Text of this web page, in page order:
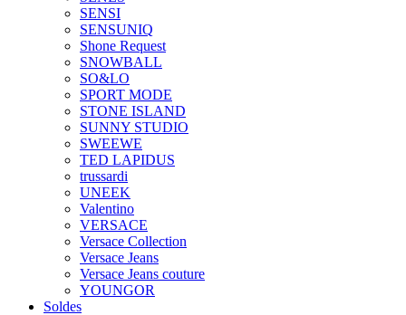
SENSI
SENSUNIQ
Shone Request
SNOWBALL
SO&LO
SPORT MODE
STONE ISLAND
SUNNY STUDIO
SWEEWE
TED LAPIDUS
trussardi
UNEEK
Valentino
VERSACE
Versace Collection
Versace Jeans
Versace Jeans couture
YOUNGOR
Soldes